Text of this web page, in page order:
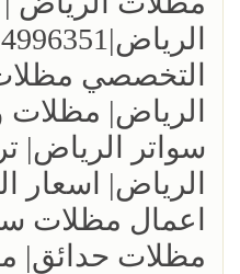
التخصصي
الرياض| مظلات
سواتر الرياض|
الرياض| اسعار
اعمال مظلات
مظلات حدائق|